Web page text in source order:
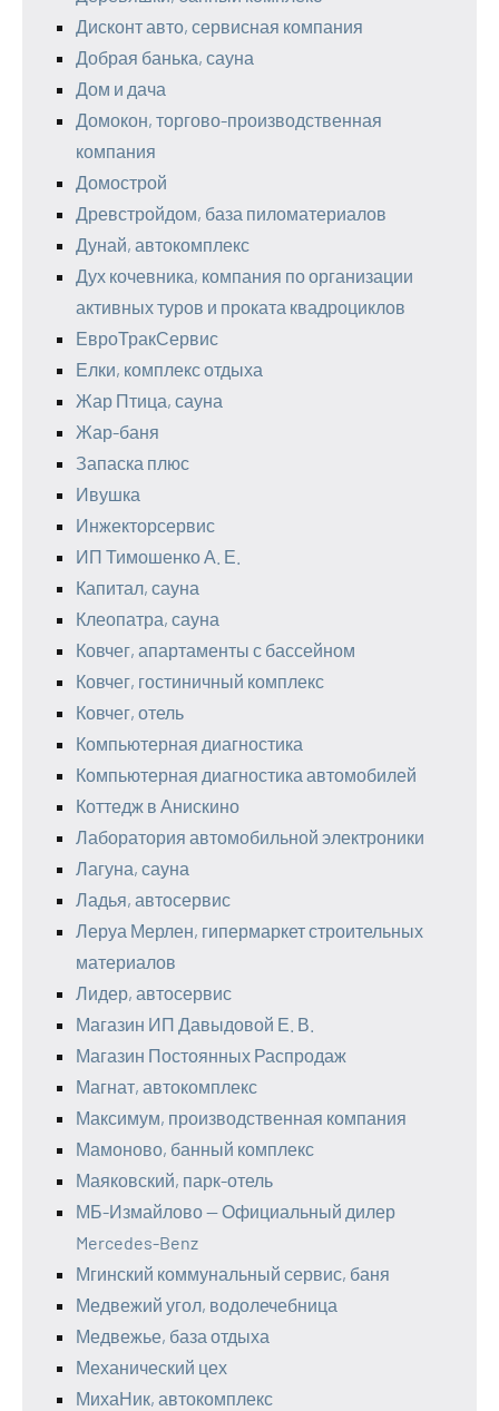
Дисконт авто, сервисная компания
Добрая банька, сауна
Дом и дача
Домокон, торгово-производственная
компания
Домострой
Древстройдом, база пиломатериалов
Дунай, автокомплекс
Дух кочевника, компания по организации
активных туров и проката квадроциклов
ЕвроТракСервис
Елки, комплекс отдыха
Жар Птица, сауна
Жар-баня
Запаска плюс
Ивушка
Инжекторсервис
ИП Тимошенко А. Е.
Капитал, сауна
Клеопатра, сауна
Ковчег, апартаменты с бассейном
Ковчег, гостиничный комплекс
Ковчег, отель
Компьютерная диагностика
Компьютерная диагностика автомобилей
Коттедж в Анискино
Лаборатория автомобильной электроники
Лагуна, сауна
Ладья, автосервис
Леруа Мерлен, гипермаркет строительных
материалов
Лидер, автосервис
Магазин ИП Давыдовой Е. В.
Магазин Постоянных Распродаж
Магнат, автокомплекс
Максимум, производственная компания
Мамоново, банный комплекс
Маяковский, парк-отель
МБ-Измайлово — Официальный дилер
Mercedes-Benz
Мгинский коммунальный сервис, баня
Медвежий угол, водолечебница
Медвежье, база отдыха
Механический цех
МихаНик, автокомплекс